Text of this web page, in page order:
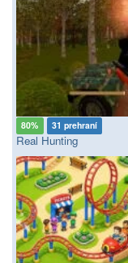
80% 31 prehraní
Real Hunting